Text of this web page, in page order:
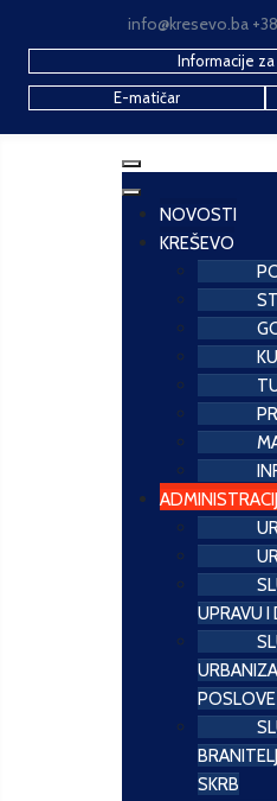
info@kresevo.ba
Informacije
E-matičar
NOVOSTI
KREŠEVO
UPRAVU I
SKRB